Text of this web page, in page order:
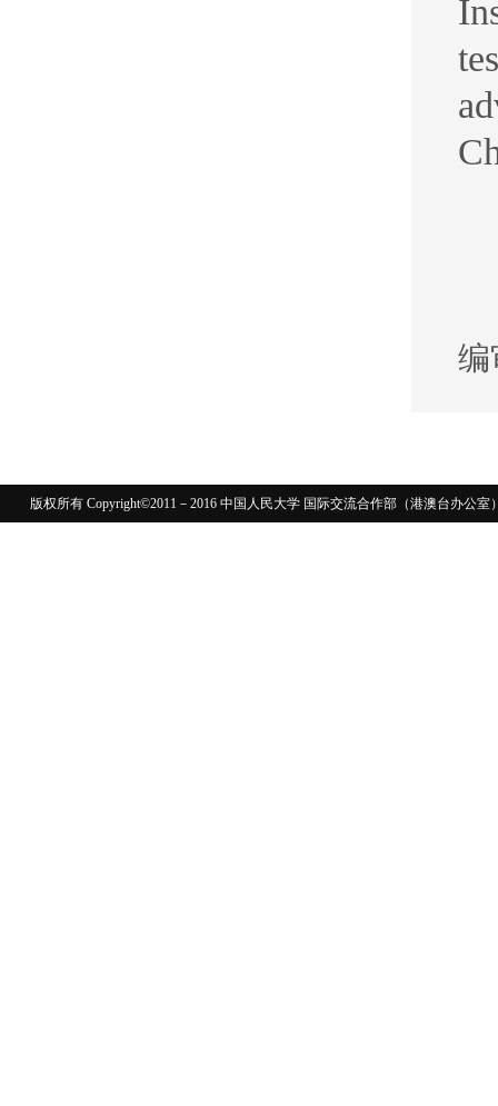
编
版权所有 Copyright©2011－2016 中国人民大学 国际交流合作部（港澳台办